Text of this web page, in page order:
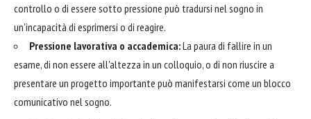
controllo o di essere sotto pressione può tradursi nel sogno in
un'incapacità di esprimersi o di reagire.
Pressione lavorativa o accademica:La paura di fallire in un
esame, di non essere all'altezza in un colloquio, o di non riuscire a
presentare un progetto importante può manifestarsi come un blocco
comunicativo nel sogno.